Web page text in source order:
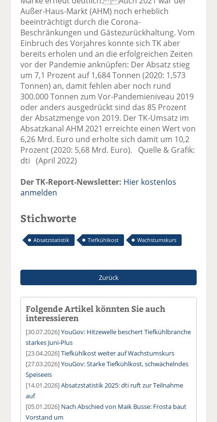
Außer-Haus-Markt (AHM) noch erheblich
beeinträchtigt durch die Corona-
Beschränkungen und Gästezurückhaltung. Vom
Einbruch des Vorjahres konnte sich TK aber
bereits erholen und an die erfolgreichen Zeiten
vor der Pandemie anknüpfen: Der Absatz stieg
um 7,1 Prozent auf 1,684 Tonnen (2020: 1,573
Tonnen) an, damit fehlen aber noch rund
300.000 Tonnen zum Vor-Pandemieniveau 2019
oder anders ausgedrückt sind das 85 Prozent
der Absatzmenge von 2019. Der TK-Umsatz im
Absatzkanal AHM 2021 erreichte einen Wert von
6,26 Mrd. Euro und erholte sich damit um 10,2
Prozent (2020: 5,68 Mrd. Euro). Quelle & Grafik:
dti (April 2022)
Der TK-Report-Newsletter: Hier kostenlos
anmelden
Stichworte
Absatzstatistik Tiefkühlkost Wachstumskurs
Zurück
Folgende Artikel könnten Sie auch
interessieren
[30.07.2026]YouGov: Hitzewelle beschert Tiefkühlbranche
starkes Juni-Plus
[23.04.2026]Tiefkühlkost weiter auf Wachstumskurs
[27.03.2026]YouGov: Starke Tiefkühlkost, schwächelndes
Speiseeis
[14.01.2026]Absatzstatistik 2025: dti ruft zur Teilnahme
auf
[05.01.2026] Nach Abschied von Maik Busse: Frosta baut
Vorstand um